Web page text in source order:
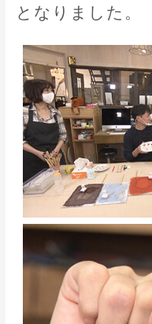
となりました。